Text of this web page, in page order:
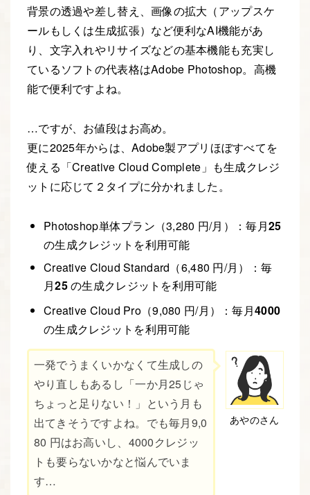
背景の透過や差し替え、画像の拡大（アップスケ
ールもしくは生成拡張）など便利なAI機能があ
り、文字入れやリサイズなどの基本機能も充実し
ているソフトの代表格はAdobe Photoshop。高機
能で便利ですよね。
…ですが、お値段はお高め。
更に2025年からは、Adobe製アプリほぼすべてを
使える「Creative Cloud Complete」も生成クレジ
ットに応じて２タイプに分かれました。
Photoshop単体プラン（3,280 円/月）：毎月25
の生成クレジットを利用可能
Creative Cloud Standard（6,480 円/月）：毎
月25の生成クレジットを利用可能
Creative Cloud Pro（9,080 円/月）：毎月4000
の生成クレジットを利用可能
一発でうまくいかなくて生成しの
やり直しもあるし「一か月25じゃ
ちょっと足りない！」という月も
出てきそうですよね。でも毎月9,0
80 円はお高いし、4000クレジッ
トも要らないかなと悩んでいま
す…
あやのさん